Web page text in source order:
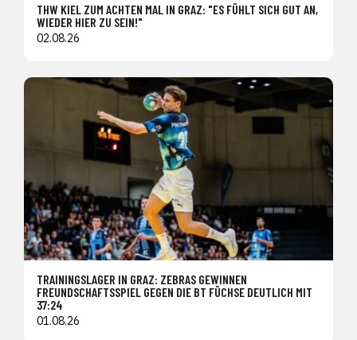
THW KIEL ZUM ACHTEN MAL IN GRAZ: "ES FÜHLT SICH GUT AN,
WIEDER HIER ZU SEIN!"
02.08.26
TRAININGSLAGER IN GRAZ: ZEBRAS GEWINNEN
FREUNDSCHAFTSSPIEL GEGEN DIE BT FÜCHSE DEUTLICH MIT
37:24
01.08.26